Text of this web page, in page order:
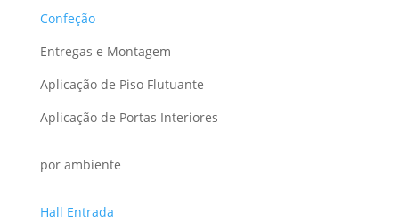
Confeção
Entregas e Montagem
Aplicação de Piso Flutuante
Aplicação de Portas Interiores
por ambiente
Hall Entrada